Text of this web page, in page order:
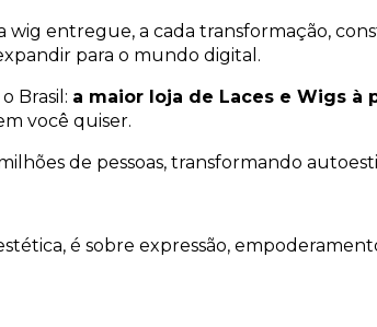
wig entregue, a cada transformação,
para o mundo digital.
Brasil: a maior loja de Laces e Wigs à
você quiser.
de pessoas, transformando
é sobre expressão,